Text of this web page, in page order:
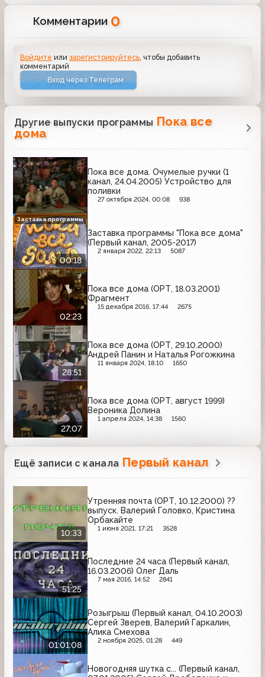
Комментарии 0
Войдите илизарегистрируйтесь , чтобы добавить
комментарий
Вход через Телеграм
Другие выпуски программы Пока все
дома
Пока все дома. Очумелые ручки (1
канал, 24.04.2005) Устройство для
поливки
27 октября 2024, 00:08 938
00:18
Заставка программы "Пока все дома"
(Первый канал, 2005-2017)
2 января 2022, 22:13 5087
Заставка программы
02:23
Пока все дома (ОРТ, 18.03.2001)
Фрагмент
15 декабря 2016, 17:44 2675
28:51
Пока все дома (ОРТ, 29.10.2000)
Андрей Панин и Наталья Рогожкина
11 января 2024, 18:10 1650
27:07
Пока все дома (ОРТ, август 1999)
Вероника Долина
1 апреля 2024, 14:38 1560
Ещё записи с канала Первый канал
10:33
Утренняя почта (ОРТ, 10.12.2000) ??
выпуск. Валерий Головко, Кристина
Орбакайте
1 июня 2021, 17:21 3528
51:25
Последние 24 часа (Первый канал,
16.03.2006) Олег Даль
7 мая 2016, 14:52 2841
01:01:08
Розыгрыш (Первый канал, 04.10.2003)
Сергей Зверев, Валерий Гаркалин,
Алика Смехова
2 ноября 2025, 01:28 449
Новогодняя шутка с... (Первый канал,